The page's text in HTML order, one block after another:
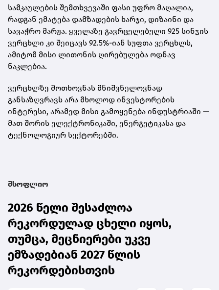
სამკაულების შემთხვევაში ფასი უფრო მაღალია,
რადგან ემატება დამზადების ხარჯი, დიზაინი და
სავაჭრო მარჟა. ყველაზე გავრცელებული 925 სინჯის
ვერცხლი კი შეიცავს 92.5%-იან სუფთა ვერცხლს,
ამიტომ მისი ლითონის ღირებულება ოდნავ
ნაკლებია.
ვერცხლზე მოთხოვნას მნიშვნელოვნად
განსაზღვრავს არა მხოლოდ ინვესტორების
ინტერესი, არამედ მისი გამოყენება ინდუსტრიაში —
მათ შორის ელექტრონიკაში, ენერგეტიკასა და
ტექნოლოგიურ სექტორებში.
მსოფლიო
2026 წელი შესაძლოა
რეკორდულად ცხელი იყოს,
თუმცა, მეცნიერები უკვე
ემზადებიან 2027 წლის
რეკორდებისთვის